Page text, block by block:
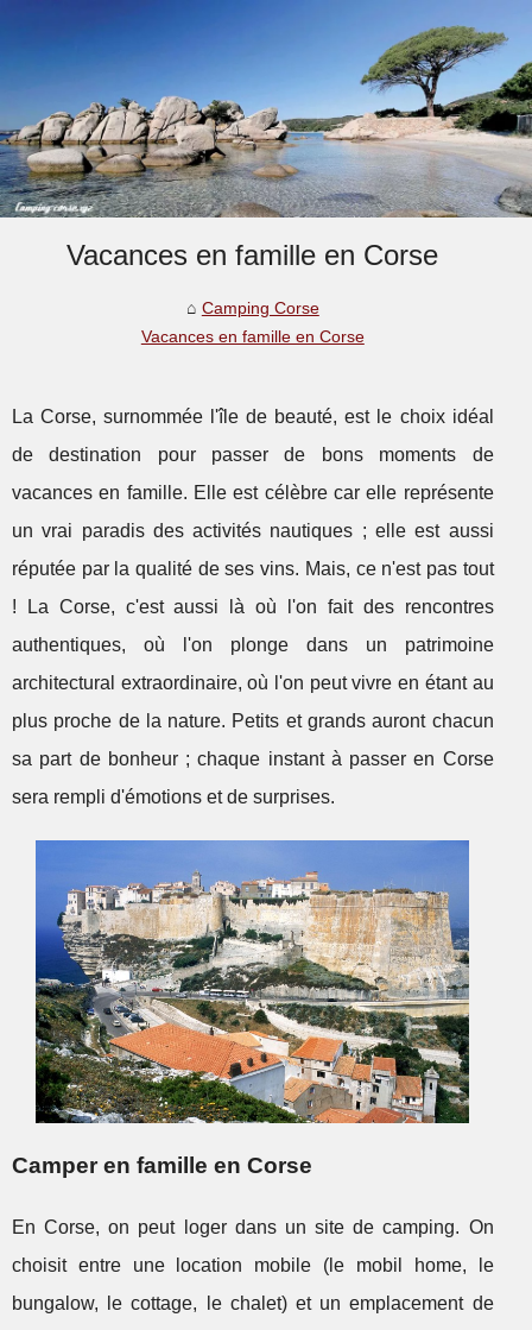
Vacances en famille en Corse
Camping Corse
Vacances en famille en Corse
La Corse, surnommée l'île de beauté, est le choix idéal
de destination pour passer de bons moments de
vacances en famille. Elle est célèbre car elle représente
un vrai paradis des activités nautiques ; elle est aussi
réputée par la qualité de ses vins. Mais, ce n'est pas tout
! La Corse, c'est aussi là où l'on fait des rencontres
authentiques, où l'on plonge dans un patrimoine
architectural extraordinaire, où l'on peut vivre en étant au
plus proche de la nature. Petits et grands auront chacun
sa part de bonheur ; chaque instant à passer en Corse
sera rempli d'émotions et de surprises.
Camper en famille en Corse
En Corse, on peut loger dans un site de camping. On
choisit entre une location mobile (le mobil home, le
bungalow, le cottage, le chalet) et un emplacement de